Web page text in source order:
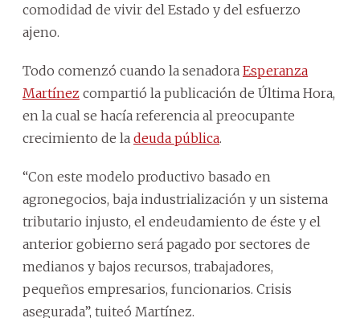
comodidad de vivir del Estado y del esfuerzo
ajeno.
Todo comenzó cuando la senadora Esperanza
Martínez compartió la publicación de Última Hora,
en la cual se hacía referencia al preocupante
crecimiento de la deuda pública.
“Con este modelo productivo basado en
agronegocios, baja industrialización y un sistema
tributario injusto, el endeudamiento de éste y el
anterior gobierno será pagado por sectores de
medianos y bajos recursos, trabajadores,
pequeños empresarios, funcionarios. Crisis
asegurada”, tuiteó Martínez.